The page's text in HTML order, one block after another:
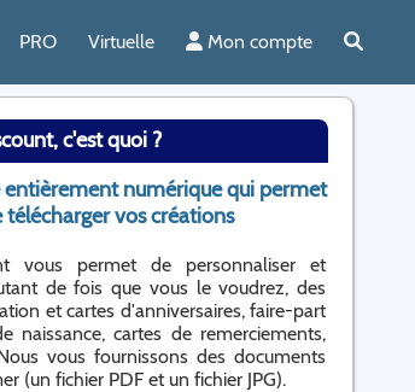
PRO Virtuelle Mon compte
c'est quoi ?
entièrement numérique qui permet
télécharger vos créations
vous permet de personnaliser et
de fois que vous le voudrez, des
et cartes d'anniversaires, faire-part
naissance, cartes de remerciements,
vous fournissons des documents
(un fichier PDF et un fichier JPG).